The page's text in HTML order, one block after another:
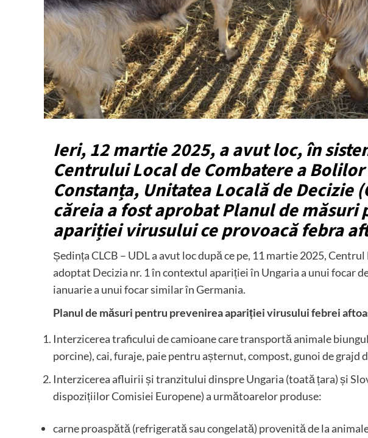
Ieri, 12 martie 2025, a avut loc, în
Centrului Local de Combatere a
Constanța, Unitatea Locală de Decizie
căreia a fost aprobat Planul de
apariției virusului ce provoacă febra
Ședința CLCB – UDL a avut loc după ce pe, 11 martie 2025,
adoptat Decizia nr. 1 în contextul apariției în Ungaria a unui focar
ianuarie a unui focar similar în Germania.
Planul de măsuri pentru prevenirea apariției virusului febrei
Interzicerea traficului de camioane care transportă animale
porcine), cai, furaje, paie pentru așternut, compost, gunoi de grajd
Interzicerea afluirii și tranzitului dinspre Ungaria (toată țara) și
dispozițiilor Comisiei Europene) a următoarelor produse:
carne proaspătă (refrigerată sau congelată) provenită de la